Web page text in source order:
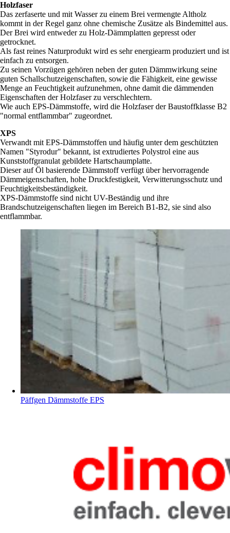
Holzfaser
Das zerfaserte und mit Wasser zu einem Brei vermengte Altholz
kommt in der Regel ganz ohne chemische Zusätze als Bindemittel aus.
Der Brei wird entweder zu Holz-Dämmplatten gepresst oder
getrocknet.
Als fast reines Naturprodukt wird es sehr energiearm produziert und ist
einfach zu entsorgen.
Zu seinen Vorzügen gehören neben der guten Dämmwirkung seine
guten Schallschutzeigenschaften, sowie die Fähigkeit, eine gewisse
Menge an Feuchtigkeit aufzunehmen, ohne damit die dämmenden
Eigenschaften der Holzfaser zu verschlechtern.
Wie auch EPS-Dämmstoffe, wird die Holzfaser der Baustoffklasse B2
"normal entflammbar" zugeordnet.
XPS
Verwandt mit EPS-Dämmstoffen und häufig unter dem geschützten
Namen "Styrodur" bekannt, ist extrudiertes Polystrol eine aus
Kunststoffgranulat gebildete Hartschaumplatte.
Dieser auf Öl basierende Dämmstoff verfügt über hervorragende
Dämmeigenschaften, hohe Druckfestigkeit, Verwitterungsschutz und
Feuchtigkeitsbeständigkeit.
XPS-Dämmstoffe sind nicht UV-Beständig und ihre
Brandschutzeigenschaften liegen im Bereich B1-B2, sie sind also
entflammbar.
Päffgen Dämmstoffe EPS